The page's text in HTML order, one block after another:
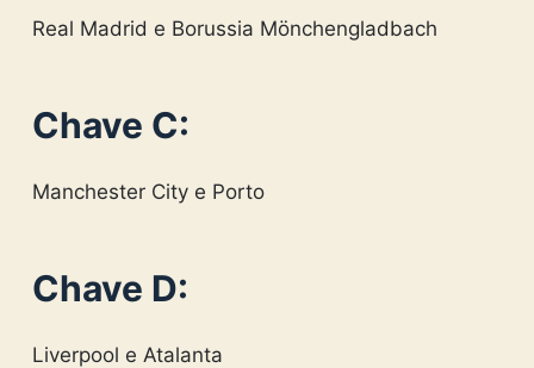
Real Madrid e Borussia Mönchengladbach
Chave C:
Manchester City e Porto
Chave D:
Liverpool e Atalanta